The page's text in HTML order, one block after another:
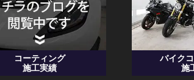
コーティング
施工実績
バイク
施